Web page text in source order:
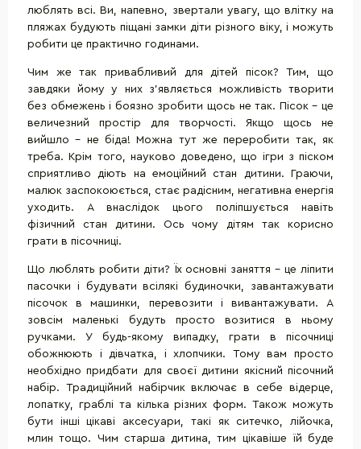
люблять всі. Ви, напевно, звертали увагу, що влітку на
пляжах будують піщані замки діти різного віку, і можуть
робити це практично годинами.
Чим же так привабливий для дітей пісок? Тим, що
завдяки йому у них з'являється можливість творити
без обмежень і боязно зробити щось не так. Пісок - це
величезний простір для творчості. Якщо щось не
вийшло - не біда! Можна тут же переробити так, як
треба. Крім того, науково доведено, що ігри з піском
сприятливо діють на емоційний стан дитини. Граючи,
малюк заспокоюється, стає радісним, негативна енергія
уходить. А внаслідок цього поліпшується навіть
фізичний стан дитини. Ось чому дітям так корисно
грати в пісочниці.
Що люблять робити діти? Їх основні заняття - це ліпити
пасочки і будувати всілякі будиночки, завантажувати
пісочок в машинки, перевозити і вивантажувати. А
зовсім маленькі будуть просто возитися в ньому
ручками. У будь-якому випадку, грати в пісочниці
обожнюють і дівчатка, і хлопчики. Тому вам просто
необхідно придбати для своєї дитини якісний пісочний
набір. Традиційний набірчик включає в себе відерце,
лопатку, граблі та кілька різних форм. Також можуть
бути інші цікаві аксесуари, такі як ситечко, лійочка,
млин тощо. Чим старша дитина, тим цікавіше їй буде